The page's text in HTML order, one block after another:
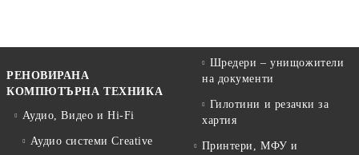
РЕНОВИРАНА
КОМПЮТЪРНА ТЕХНИКА
Аудио, Видео и Hi-Fi
Аудио системи Creative
Шредери – унищожители
на документи
Гилотини и резачки за
хартия
Принтери, МФУ и